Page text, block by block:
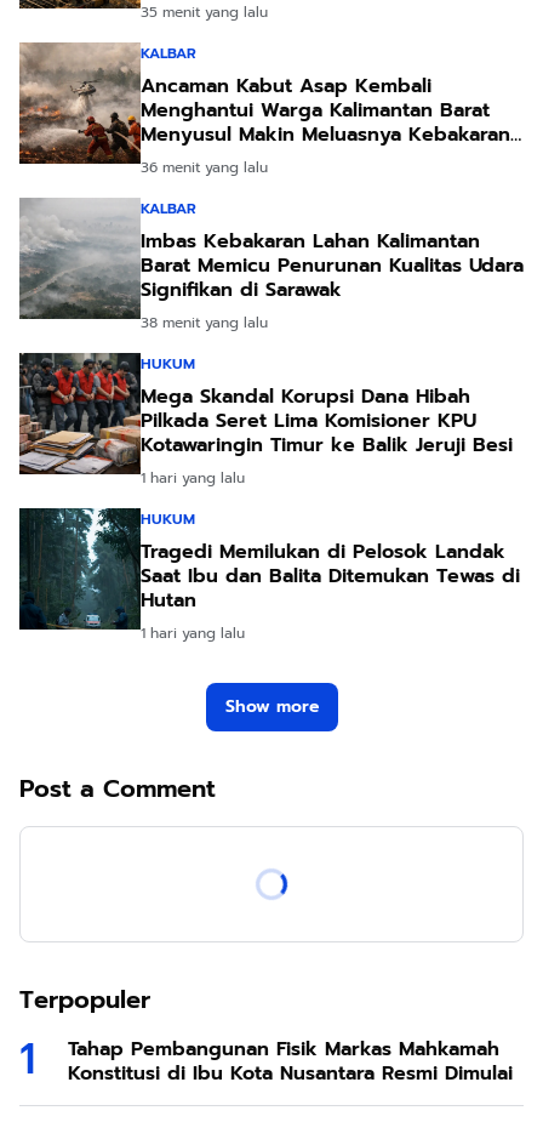
35 menit yang lalu
KALBAR
Ancaman Kabut Asap Kembali
Menghantui Warga Kalimantan Barat
Menyusul Makin Meluasnya Kebakaran
Lahan
36 menit yang lalu
KALBAR
Imbas Kebakaran Lahan Kalimantan
Barat Memicu Penurunan Kualitas Udara
Signifikan di Sarawak
38 menit yang lalu
HUKUM
Mega Skandal Korupsi Dana Hibah
Pilkada Seret Lima Komisioner KPU
Kotawaringin Timur ke Balik Jeruji Besi
1 hari yang lalu
HUKUM
Tragedi Memilukan di Pelosok Landak
Saat Ibu dan Balita Ditemukan Tewas di
Hutan
1 hari yang lalu
Show more
Post a Comment
Terpopuler
Tahap Pembangunan Fisik Markas Mahkamah
Konstitusi di Ibu Kota Nusantara Resmi Dimulai